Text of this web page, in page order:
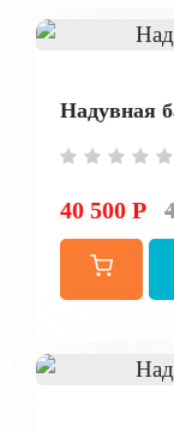
Надувная
40 500 Р